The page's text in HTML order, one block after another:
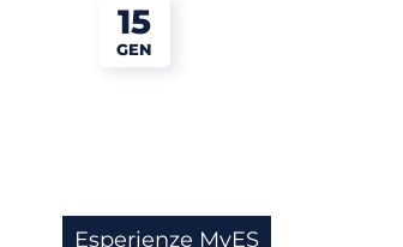
15
GEN
Esperienze MyES